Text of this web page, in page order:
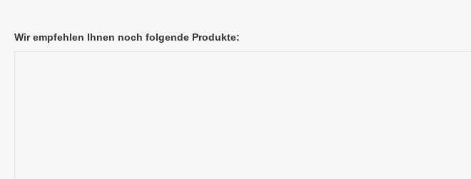
Wir empfehlen Ihnen noch folgende Produkte: